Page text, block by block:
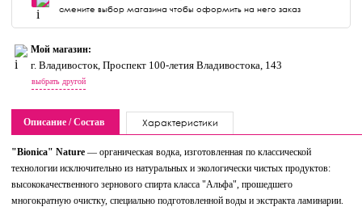
смените выбор магазина чтобы оформить на него заказ
Мой магазин:
г. Владивосток, Проспект 100-летия Владивостока, 143
выбрать другой
Описание / Состав Характеристики
"Bionica" Nature — органическая водка, изготовленная по классической
технологии исключительно из натуральных и экологически чистых продуктов:
высококачественного зернового спирта класса "Альфа", прошедшего
многократную очистку, специально подготовленной воды и экстракта ламинарии.